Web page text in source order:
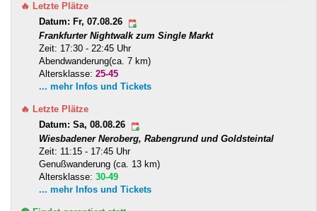
🔥 Letzte Plätze
Datum: Fr, 07.08.26
Frankfurter Nightwalk zum Single Markt
Zeit: 17:30 - 22:45 Uhr
Abendwanderung(ca. 7 km)
Altersklasse: 25-45
... mehr Infos und Tickets
🔥 Letzte Plätze
Datum: Sa, 08.08.26
Wiesbadener Neroberg, Rabengrund und Goldsteintal
Zeit: 11:15 - 17:45 Uhr
Genußwanderung (ca. 13 km)
Altersklasse: 30-49
... mehr Infos und Tickets